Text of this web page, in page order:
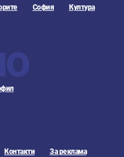
София Култура
Контакти За реклама